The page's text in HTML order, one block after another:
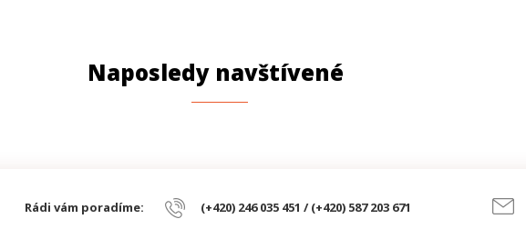
Naposledy navštívené
Rádi vám poradíme: (+420) 246 035 451 / (+420) 587 203 671